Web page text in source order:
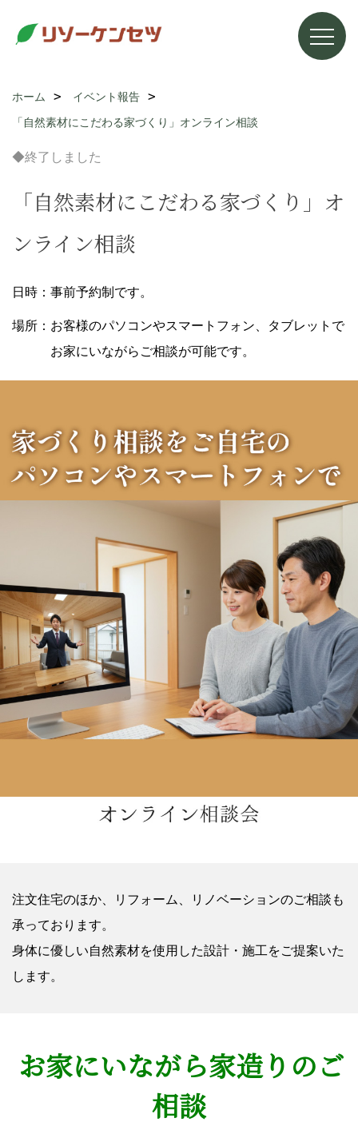
ホーム
イベント報告
「自然素材にこだわる家づくり」オンライン相談
◆終了しました
「自然素材にこだわる家づくり」オ
ンライン相談
日時：事前予約制です。
場所：お客様のパソコンやスマートフォン、タブレットで
お家にいながらご相談が可能です。
注文住宅のほか、リフォーム、リノベーションのご相談も
承っております。
身体に優しい自然素材を使用した設計・施工をご提案いた
します。
お家にいながら家造りのご
相談